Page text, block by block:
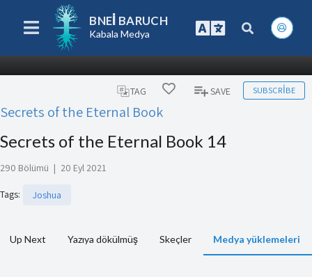
BNEI BARUCH
Kabala Medya
TAG SAVE SUBSCRIBE
Secrets of the Eternal Book
Secrets of the Eternal Book 14
290 Bölümü | 20 Eyl 2021
Tags: Joshua
Up Next Yazıya dökülmüş Skeçler Medya yüklemeleri